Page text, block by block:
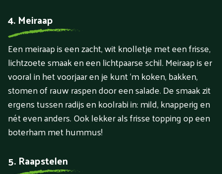
4. Meiraap
Een meiraap is een zacht, wit knolletje met een frisse,
lichtzoete smaak en een lichtpaarse schil. Meiraap is er
vooral in het voorjaar en je kunt ‘m koken, bakken,
stomen of rauw raspen door een salade. De smaak zit
ergens tussen radijs en koolrabi in: mild, knapperig en
nét even anders. Ook lekker als frisse topping op een
boterham met hummus!
5. Raapstelen